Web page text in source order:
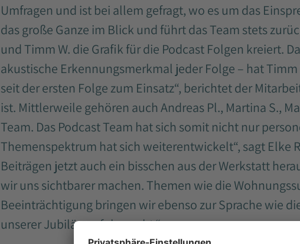
Umfragen und ist bei allem gefragt, wo es um das
das große Ganze im Blick und führt das Team stets
und Timm W. die Grafik für die Podcast Folgen kreiert.
akustische Erkennungsmerkmal jeder Folge – hat
seit der ersten Folge zum Einsatz“, berichtet der
ist. Mittlerweile gehören auch Andreas Pl., Martina S.,
Team. Das Podcast Team hat sich somit nicht nur
Themenspektrum hat sich weiterentwickelt“, sagt Elke
Beiträgen jetzt auch ein bisschen aus der Werkstatt
wir uns sichtbarer machen. Themen wie die
Beeinträchtigung bringen wir ebenso zur Sprache wie
unserer Jubiläumsfolge geht.“